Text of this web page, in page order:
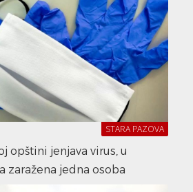
STARA PAZOVA
opštini jenjava virus, u
zaražena jedna osoba